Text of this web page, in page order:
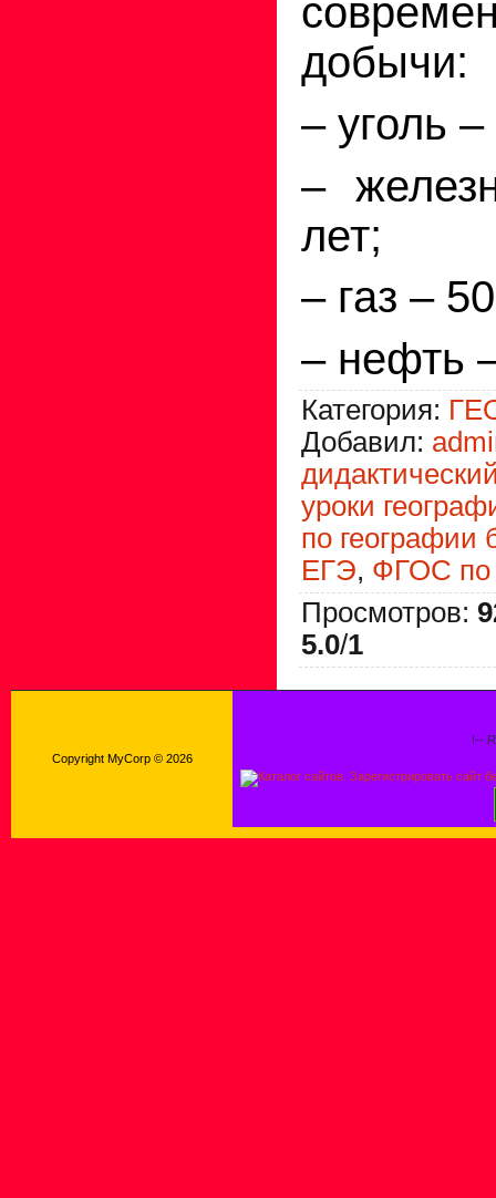
добычи:
– уголь
–
лет;
– газ –
– нефть
Категория:
Добавил:
уроки
по географии
ЕГЭ, ФГОС по
Просмотров:
5.0/1
Copyright MyCorp © 2026
!--